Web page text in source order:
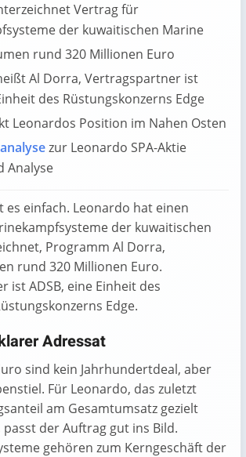
Vertrag für
der kuwaitischen Marine
rund 320 Millionen Euro
Al Dorra, Vertragspartner ist
des Rüstungskonzerns Edge
Leonardos Position im Nahen Osten
zur Leonardo SPA-Aktie
es einfach. Leonardo hat einen
der kuwaitischen
Programm Al Dorra,
rund 320 Millionen Euro.
ist ADSB, eine Einheit des
Edge.
Adressat
sind kein Jahrhundertdeal, aber
Für Leonardo, das zuletzt
am Gesamtumsatz gezielt
der Auftrag gut ins Bild.
gehören zum Kerngeschäft der